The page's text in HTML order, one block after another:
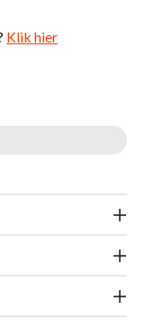
Klik hier